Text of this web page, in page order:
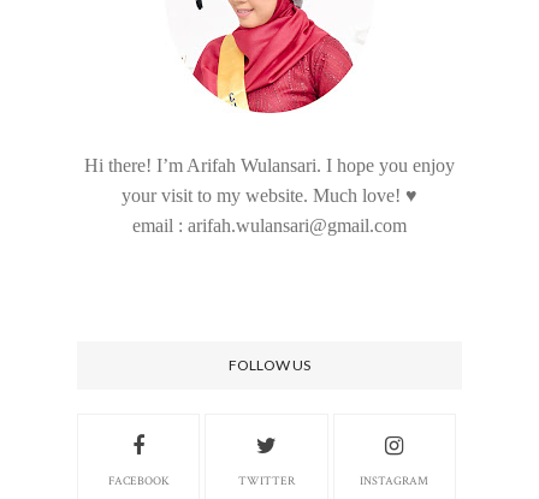
Hi there! I’m Arifah Wulansari. I hope you enjoy
your visit to my website. Much love! ♥
email : arifah.wulansari@gmail.com
FOLLOW US
FACEBOOK TWITTER INSTAGRAM